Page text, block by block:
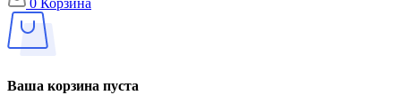
0 Корзина
Ваша корзина пуста